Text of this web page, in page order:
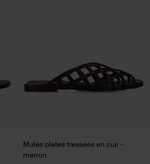
Mules plates tressées en cuir -
marron